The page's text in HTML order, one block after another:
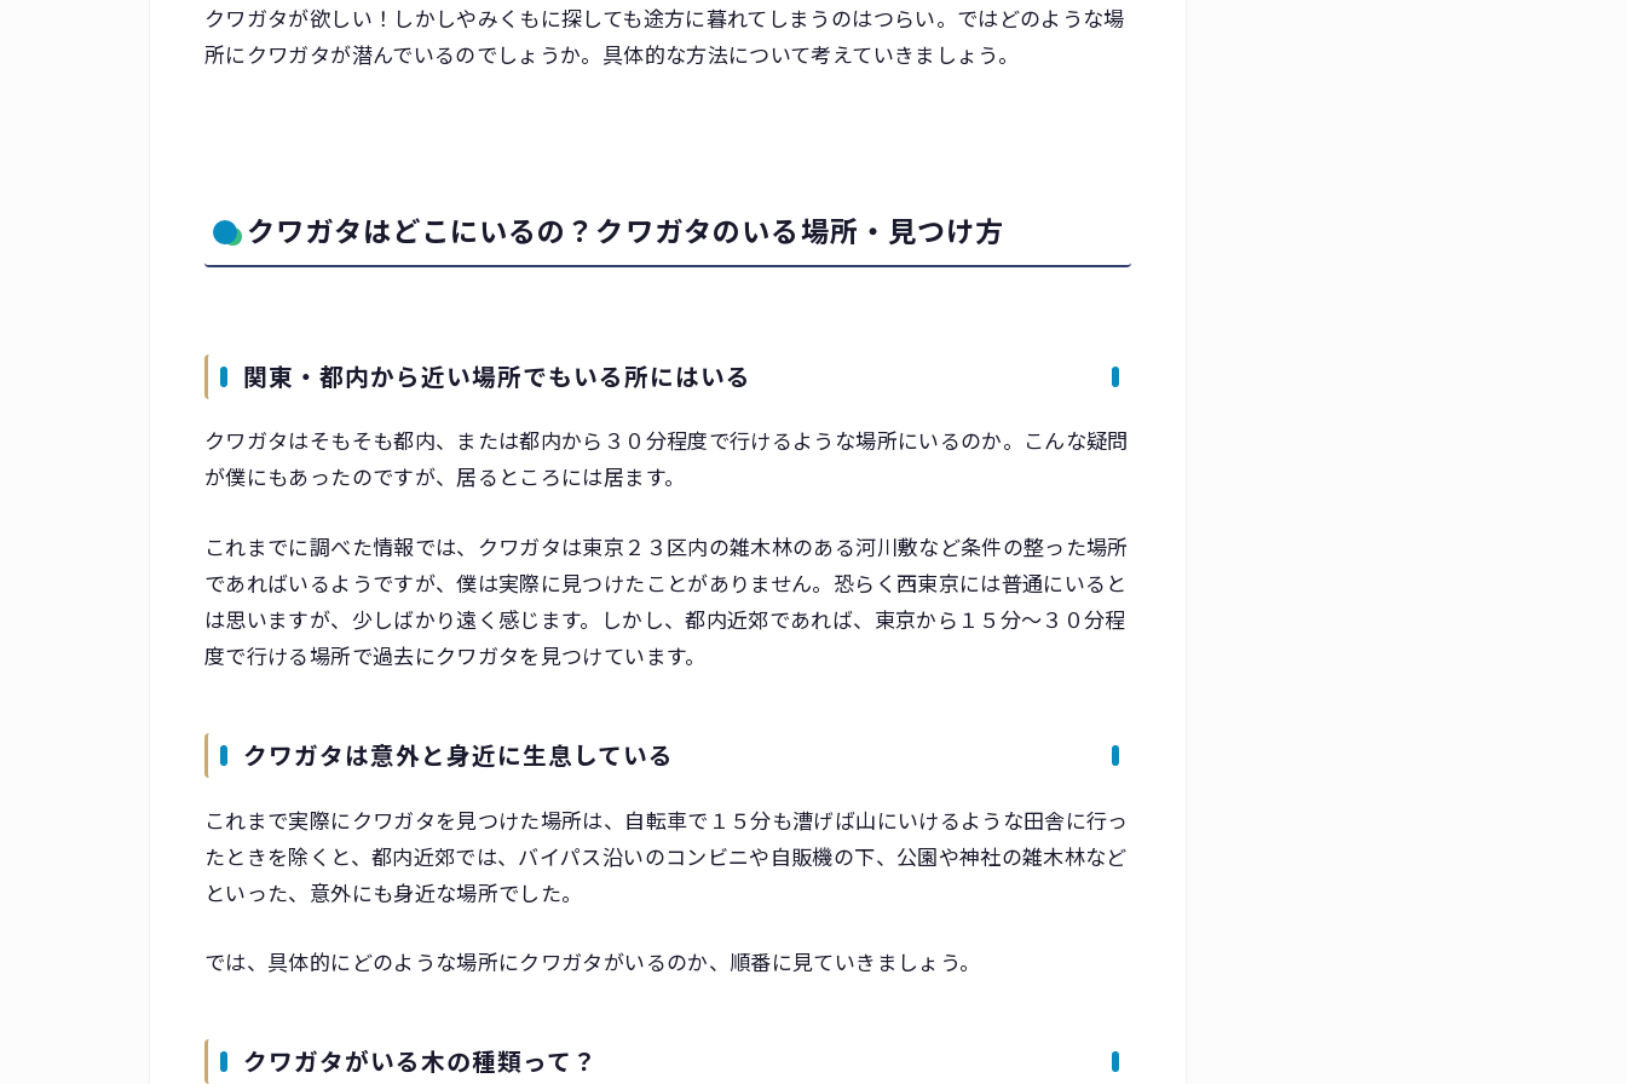
クワガタが欲しい！しかしやみくもに探しても途方に暮れてしまうのはつらい。ではどのような場
所にクワガタが潜んでいるのでしょうか。具体的な方法について考えていきましょう。
クワガタはどこにいるの？クワガタのいる場所・見つけ方
関東・都内から近い場所でもいる所にはいる
クワガタはそもそも都内、または都内から３０分程度で行けるような場所にいるのか。こんな疑問
が僕にもあったのですが、居るところには居ます。
これまでに調べた情報では、クワガタは東京２３区内の雑木林のある河川敷など条件の整った場所
であればいるようですが、僕は実際に見つけたことがありません。恐らく西東京には普通にいると
は思いますが、少しばかり遠く感じます。しかし、都内近郊であれば、東京から１５分～３０分程
度で行ける場所で過去にクワガタを見つけています。
クワガタは意外と身近に生息している
これまで実際にクワガタを見つけた場所は、自転車で１５分も漕げば山にいけるような田舎に行っ
たときを除くと、都内近郊では、バイパス沿いのコンビニや自販機の下、公園や神社の雑木林など
といった、意外にも身近な場所でした。
では、具体的にどのような場所にクワガタがいるのか、順番に見ていきましょう。
クワガタがいる木の種類って？